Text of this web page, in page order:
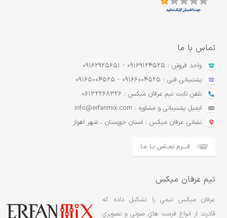
تماس با ما
واحد فروش : 09169124525 - 09162925651
پشتیبانی فنی : 09166004525 - 09165004525
تلفن ثابت تیم عرفان میکس : 06132268326
ایمیل پشتیبانی و مشاوره : info@erfanmix.com
نشانی عرفان میکس : استان خوزستان ، شهر اهواز
فـــرم تمــاس بـا مـا
تیم عرفان میکس
عرفان ميکس تيمي را تشکيل داده که
قادرند از انواع فرمت هاي صوتي و تصويري